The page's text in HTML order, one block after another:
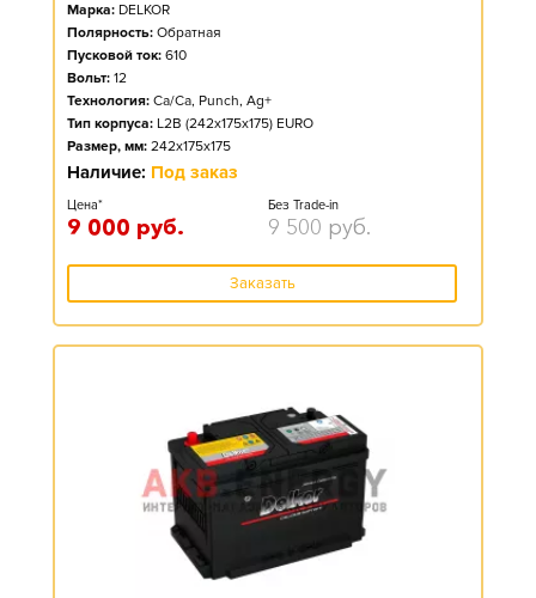
Марка: DELKOR
Полярность: Обратная
Пусковой ток: 610
Вольт: 12
Технология: Ca/Ca, Punch, Ag+
Тип корпуса: L2B (242x175x175) EURO
Размер, мм: 242x175x175
Наличие: Под заказ
Цена*
9 000 руб.
Без Trade-in
9 500 руб.
Заказать